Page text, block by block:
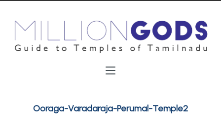
Ooraga-Varadaraja-Perumal-Temple2